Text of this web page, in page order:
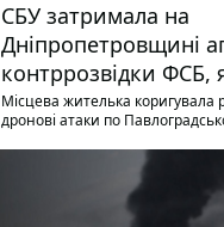
СБУ затримала на
Дніпропетровщині
контррозвідки ФСБ,
готувала теракти –
шпигувала за
Місцева жителька коригувала
дронові атаки по